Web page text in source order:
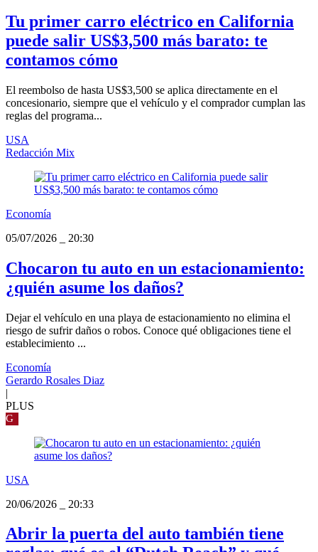
Tu primer carro eléctrico en California
puede salir US$3,500 más barato: te
contamos cómo
El reembolso de hasta US$3,500 se aplica directamente en el
concesionario, siempre que el vehículo y el comprador cumplan las
reglas del programa...
USA
Redacción Mix
Economía
05/07/2026
20:30
Chocaron tu auto en un estacionamiento:
¿quién asume los daños?
Dejar el vehículo en una playa de estacionamiento no elimina el
riesgo de sufrir daños o robos. Conoce qué obligaciones tiene el
establecimiento ...
Economía
Gerardo Rosales Diaz
|
PLUS
G
USA
20/06/2026
20:33
Abrir la puerta del auto también tiene